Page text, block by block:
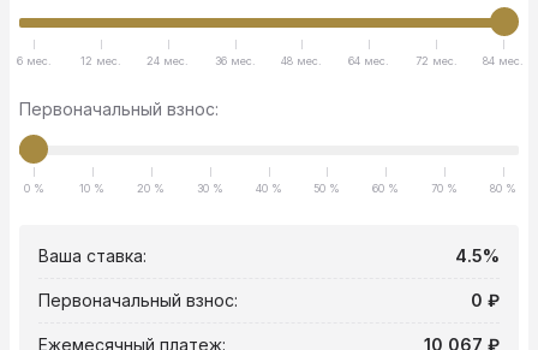
6 мес. 12 мес. 24 мес. 36 мес. 48 мес. 64 мес. 72 мес. 84 мес.
Первоначальный взнос:
0 % 10 % 20 % 30 % 40 % 50 % 60 % 70 % 80 %
Ваша ставка: 4.5%
Первоначальный взнос: 0 ₽
Ежемесячный платеж: 10 067 ₽